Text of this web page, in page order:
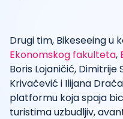
Drugi tim, Bikeseeing u
Ekonomskog fakulteta,
Boris Lojaničić, Dimitrije
Krivačević i Ilijana
platformu koja spaja
turistima uzbudljiv,